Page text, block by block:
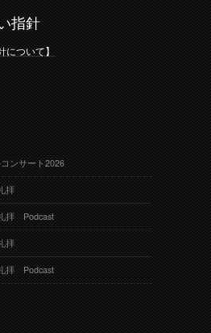
指針
について】
ンサート2026
礼拝
拝 Podcast
礼拝
拝 Podcast